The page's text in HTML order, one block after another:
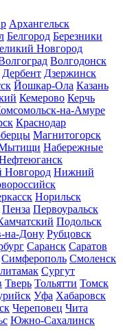
Архангельск
Белгород Березники
Новгород
Волгодонск
Дербент Дзержинск
Йошкар-Ола Казань
Кемерово Керчь
на-Амуре
Краснодар
Магнитогорск
Набережные
Нижний
Норильск
Пенза Первоуральск
Подольск
на-Дону Рубцовск
Саранск Саратов
Симферополь Смоленск
Сургут
Тверь Тольятти Томск
Уфа Хабаровск
Череповец Чита
Южно-Сахалинск